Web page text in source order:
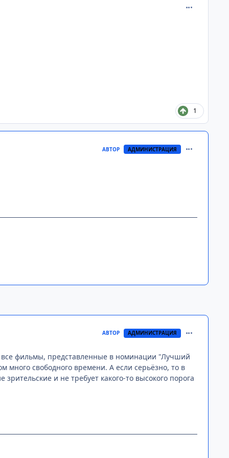
1
АВТОР АДМИНИСТРАЦИЯ
АВТОР АДМИНИСТРАЦИЯ
все фильмы, представленные в номинации "Лучший
свободного времени. А если серьёзно, то в
и не требует какого-то высокого порога